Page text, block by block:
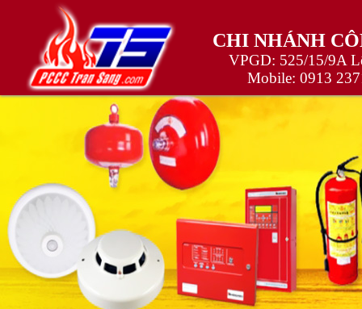
CHI NHÁNH
VPGD: 525/15/9A
Mobile: 0913